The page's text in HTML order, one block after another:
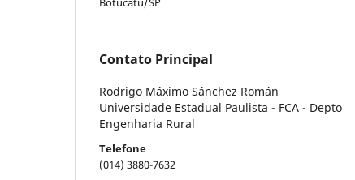
Contato Principal
Rodrigo Máximo Sánchez Román
Universidade Estadual Paulista - FCA - Depto
Engenharia Rural
Telefone
(014) 3880-7632